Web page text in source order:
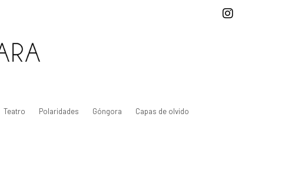
Teatro Polaridades Góngora Capas de olvido